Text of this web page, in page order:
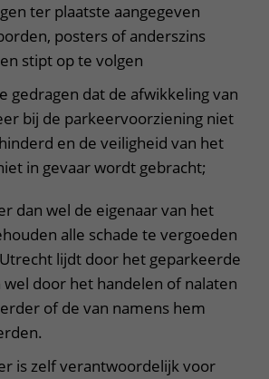
ter plaatste aangegeven
posters of anderszins
stipt op te volgen
gedragen dat de afwikkeling van
bij de parkeervoorziening niet
en de veiligheid van het
in gevaar wordt gebracht;
dan wel de eigenaar van het
alle schade te vergoeden
lijdt door het geparkeerde
door het handelen of nalaten
of de van namens hem
is zelf verantwoordelijk voor